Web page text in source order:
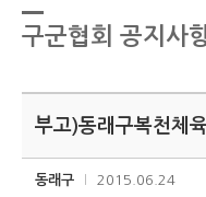
구군협회 공지사
부고)동래구복천체
동래구 2015.06.24